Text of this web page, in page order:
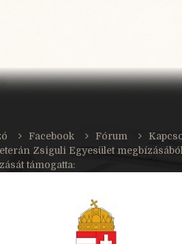
Facebook Fórum
Zsiguli Egyesület
támogatta: